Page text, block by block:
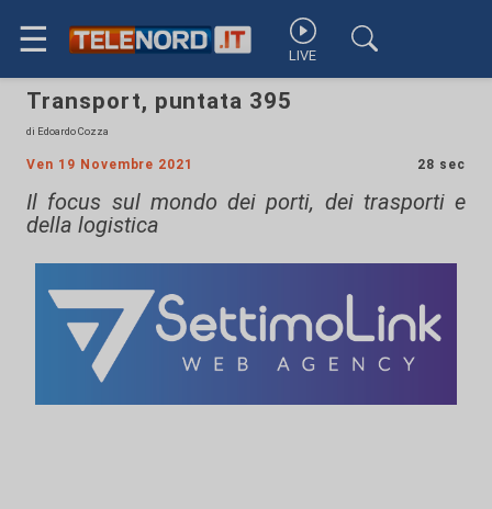
☰ LIVE
Transport, puntata 395
di Edoardo Cozza
Ven 19 Novembre 2021 28 sec
Il focus sul mondo dei porti, dei trasporti e
della logistica